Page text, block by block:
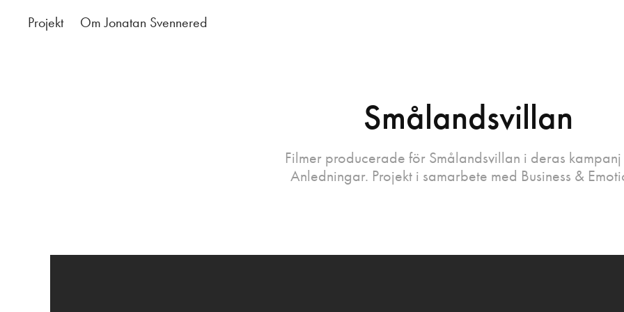
Projekt Om Jonatan Svennered
Smålandsvillan
Filmer producerade för Smålandsvillan i deras
Anledningar. Projekt i samarbete med Business &